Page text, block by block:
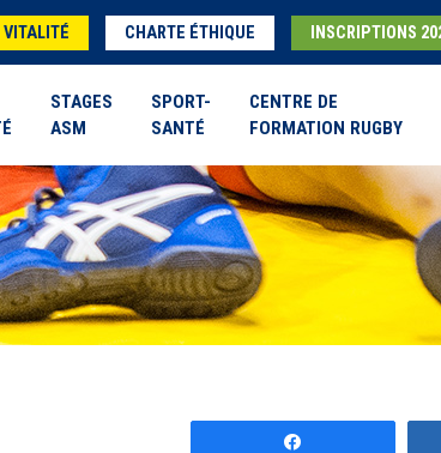
CHARTE ÉTHIQUE INSCRIPTIONS
STAGES
ASM
SPORT-
SANTÉ
CENTRE DE
FORMATION RUGBY